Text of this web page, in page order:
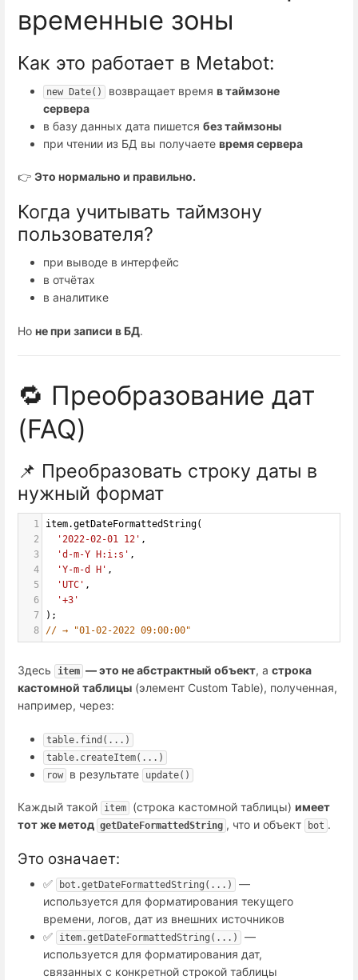
временные зоны
Как это работает в Metabot:
new Date() возвращает время в таймзоне
сервера
в базу данных дата пишется без таймзоны
при чтении из БД вы получаете время сервера
👉 Это нормально и правильно.
Когда учитывать таймзону
пользователя?
при выводе в интерфейс
в отчётах
в аналитике
Но не при записи в БД.
🔁 Преобразование дат
(FAQ)
📌 Преобразовать строку даты в
нужный формат
1 item.getDateFormattedString(
2
'2022-02-01 12' ,
3
'd-m-Y H:i:s' ,
4
'Y-m-d H' ,
5
'UTC' ,
6
'+3'
7
);
8
// → "01-02-2022 09:00:00"
Здесь item — это не абстрактный объект, а строка
кастомной таблицы (элемент Custom Table), полученная,
например, через:
table.find(...)
table.createItem(...)
row
в результате update()
Каждый такой item (строка кастомной таблицы) имеет
тот же метод getDateFormattedString , что и объект bot .
Это означает:
✅ bot.getDateFormattedString(...)
—
используется для форматирования текущего
времени, логов, дат из внешних источников
✅
item.getDateFormattedString(...)
—
используется для форматирования дат,
связанных с конкретной строкой таблицы